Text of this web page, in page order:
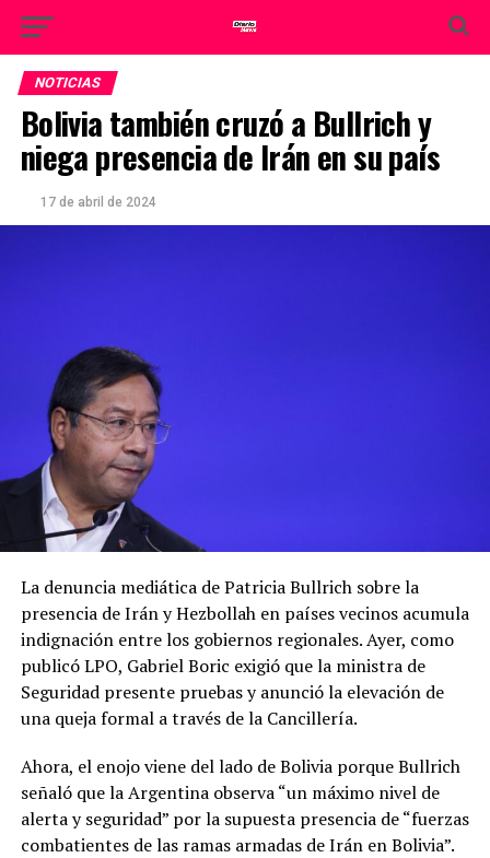
NOTICIAS
Bolivia también cruzó a Bullrich y
niega presencia de Irán en su país
17 de abril de 2024
La denuncia mediática de Patricia Bullrich sobre la
presencia de Irán y Hezbollah en países vecinos acumula
indignación entre los gobiernos regionales. Ayer, como
publicó LPO, Gabriel Boric exigió que la ministra de
Seguridad presente pruebas y anunció la elevación de
una queja formal a través de la Cancillería.
Ahora, el enojo viene del lado de Bolivia porque Bullrich
señaló que la Argentina observa “un máximo nivel de
alerta y seguridad” por la supuesta presencia de “fuerzas
combatientes de las ramas armadas de Irán en Bolivia”.